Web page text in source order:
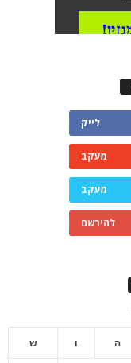
לייק
מעקב
מעקב
להירשם
ה ו ש